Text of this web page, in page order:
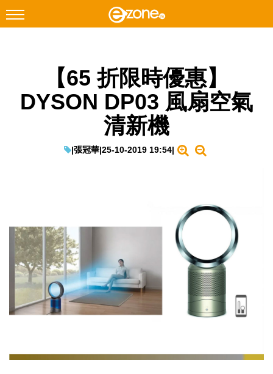
Instagram
科技焦點
生成式AI與雲端應用
Enterprise Digital Transformation
特集
【65 折限時優惠】
DYSON DP03 風扇空氣
清新機
|張冠華|25-10-2019 19:54|